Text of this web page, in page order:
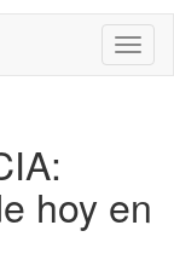
hoy en